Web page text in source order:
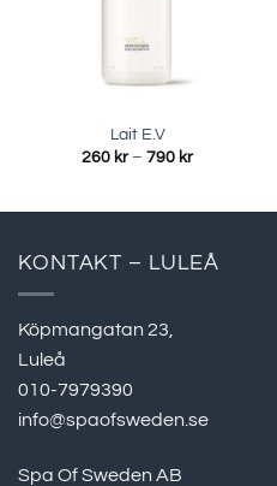
Lait E.V
260 kr – 790 krPrisintervall:
KONTAKT – LULEÅ
Köpmangatan 23,
Luleå
010-7979390
info@spaofsweden.se
Spa Of Sweden AB